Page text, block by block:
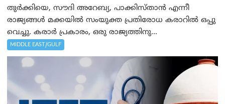
തുർക്കിയെ, സൗദി അറേബ്യ, പാക്കിസ്താന്‍ എന്നീ
രാജ്യങ്ങൾ മക്കയിൽ സംയുക്ത പ്രതിരോധ കരാറിൽ ഒപ്പു
വെച്ചു. കരാർ പ്രകാരം, ഒരു രാജ്യത്തിനു...
MIDDLE EAST/GULF